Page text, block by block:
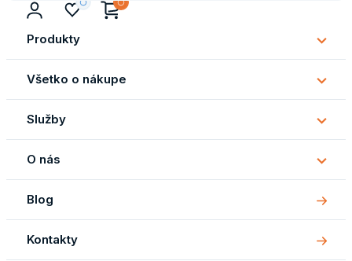
Produkty
Všetko o nákupe
o
Služby
O nás
O
nás
Blog
Kontakty